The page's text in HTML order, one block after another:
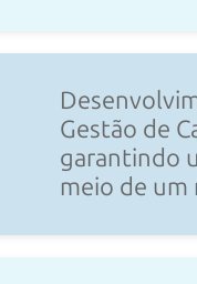
Gestão de
garantindo
meio de um